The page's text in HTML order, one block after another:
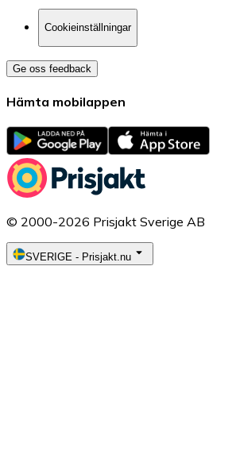
Cookieinställningar
Ge oss feedback
Hämta mobilappen
© 2000-2026 Prisjakt Sverige AB
SVERIGE - Prisjakt.nu